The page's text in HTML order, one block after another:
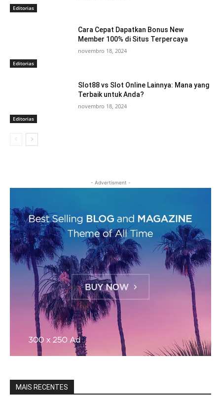
Editorias
Editorias
Cara Cepat Dapatkan Bonus New
Member 100% di Situs Terpercaya
novembro 18, 2024
Editorias
Slot88 vs Slot Online Lainnya: Mana yang
Terbaik untuk Anda?
novembro 18, 2024
- Advertisment -
MAIS RECENTES